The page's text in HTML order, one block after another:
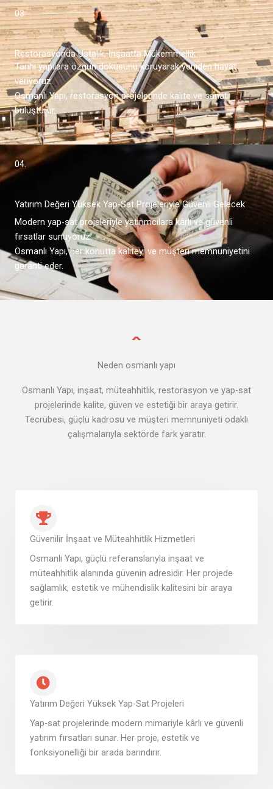
03.
Restorasyonda Ustalık, İnşaatta Mükemmellik
Tarihi yapılara özgün dokusunu koruyarak yeniden hayat
veriyoruz.
Osmanlı Yapı, restorasyon projelerinde kalite ve sanatı
buluşturur.
04.
Yatırım Değeri Yüksek Yap-Sat Projeleriyle Güvenli Gelecek
Modern yap-sat projeleriyle yatırımcılara kârlı ve güvenli
fırsatlar sunuyoruz.
Osmanlı Yapı, her konutta kaliteyi ve müşteri memnuniyetini
garanti eder.
Neden osmanlı yapı
Osmanlı Yapı, inşaat, müteahhitlik, restorasyon ve yap-sat
projelerinde kalite, güven ve estetiği bir araya getirir.
Tecrübesi, güçlü kadrosu ve müşteri memnuniyeti odaklı
çalışmalarıyla sektörde fark yaratır.
Güvenilir İnşaat ve Müteahhitlik Hizmetleri
Osmanlı Yapı, güçlü referanslarıyla inşaat ve
müteahhitlik alanında güvenin adresidir. Her projede
sağlamlık, estetik ve mühendislik kalitesini bir araya
getirir.
Yatırım Değeri Yüksek Yap-Sat Projeleri
Yap-sat projelerinde modern mimariyle kârlı ve güvenli
yatırım fırsatları sunar. Her proje, estetik ve
fonksiyonelliği bir arada barındırır.